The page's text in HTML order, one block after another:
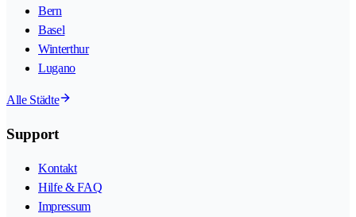
Bern
Basel
Winterthur
Lugano
Alle Städte
Support
Kontakt
Hilfe & FAQ
Impressum